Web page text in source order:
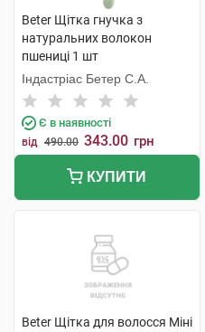
Beter Щітка гнучка з
натуральних волокон
пшениці 1 шт
Індастріас Бетер С.А.
Є в наявності
від 490.00 343.00 грн
КУПИТИ
Beter Щітка для волосся Міні